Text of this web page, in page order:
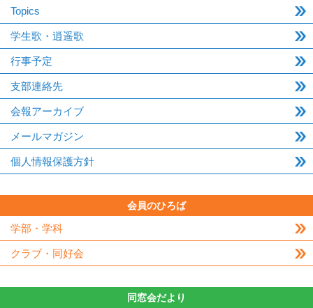
Topics
学生歌・逍遥歌
行事予定
支部連絡先
会報アーカイブ
メールマガジン
個人情報保護方針
会員のひろば
学部・学科
クラブ・同好会
同窓会だより